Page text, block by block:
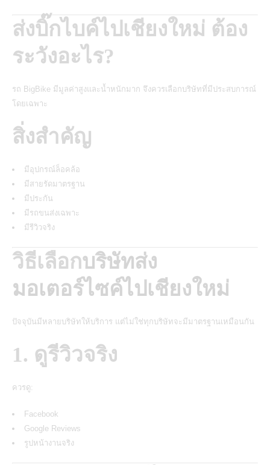
ส่งบิ๊กไบค์ไปเชียงใหม่ ต้อง
ระวังอะไร?
รถ BigBike มีมูลค่าสูงและน้ำหนักมาก จึงควรเลือกบริษัทที่มีประสบการณ์
โดยเฉพาะ
สิ่งสำคัญ
มีอุปกรณ์ล็อคล้อ
มีสายรัดมาตรฐาน
มีประกัน
มีรถขนส่งเฉพาะ
มีรีวิวจริง
วิธีเลือกบริษัทส่ง
มอเตอร์ไซค์ไปเชียงใหม่
ปัจจุบันมีหลายบริษัทให้บริการ แต่ไม่ใช่ทุกบริษัทจะมีมาตรฐานเหมือนกัน
1. ดูรีวิวจริง
ควรดู:
Facebook
Google Reviews
รูปหน้างานจริง